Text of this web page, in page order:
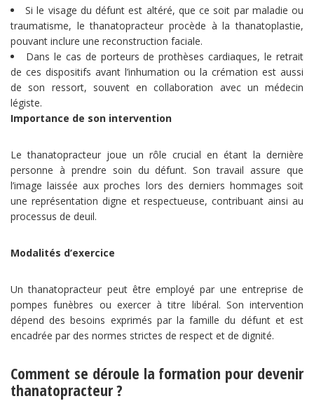
Si le visage du défunt est altéré, que ce soit par maladie ou
traumatisme, le thanatopracteur procède à la thanatoplastie,
pouvant inclure une reconstruction faciale.
Dans le cas de porteurs de prothèses cardiaques, le retrait
de ces dispositifs avant l’inhumation ou la crémation est aussi
de son ressort, souvent en collaboration avec un médecin
légiste.
Importance de son intervention
Le thanatopracteur joue un rôle crucial en étant la dernière
personne à prendre soin du défunt. Son travail assure que
l’image laissée aux proches lors des derniers hommages soit
une représentation digne et respectueuse, contribuant ainsi au
processus de deuil.
Modalités d’exercice
Un thanatopracteur peut être employé par une entreprise de
pompes funèbres ou exercer à titre libéral. Son intervention
dépend des besoins exprimés par la famille du défunt et est
encadrée par des normes strictes de respect et de dignité.
Comment se déroule la formation pour devenir
thanatopracteur ?